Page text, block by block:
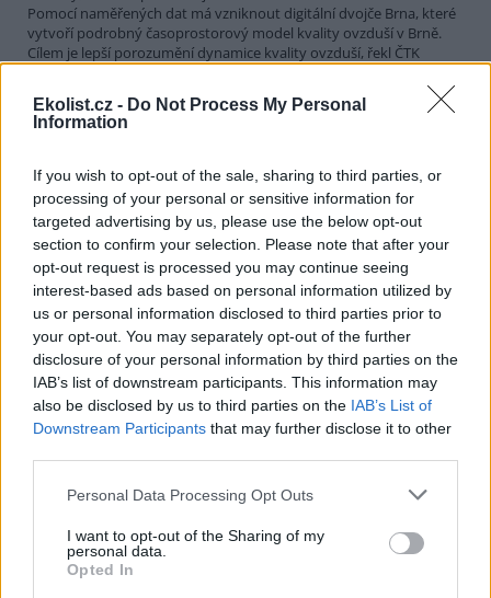
Ekolist.cz - Do Not Process My Personal
Information
If you wish to opt-out of the sale, sharing to third parties, or
processing of your personal or sensitive information for
targeted advertising by us, please use the below opt-out
section to confirm your selection. Please note that after your
opt-out request is processed you may continue seeing
interest-based ads based on personal information utilized by
us or personal information disclosed to third parties prior to
your opt-out. You may separately opt-out of the further
disclosure of your personal information by third parties on the
IAB’s list of downstream participants. This information may
also be disclosed by us to third parties on the IAB’s List of
Downstream Participants that may further disclose it to other
Personal Data Processing Opt Outs
I want to opt-out of the Sharing of my
personal data.
Opted In
Pomocí naměřených dat má vzniknout digitální dvojče Brna, které
vytvoří podrobný časoprostorový model kvality ovzduší v Brně.
Cílem je lepší porozumění dynamice kvality ovzduší, řekl ČTK
Soutěska Sibiř v Teplických skalách v létě chladí, dnes
3.8.2026 16:12 | TEPLICE NAD METUJÍ (ČTK)
Zájem o Teplické skály na
Náchodsku je v letních
měsících značný. Lidé
vyhledávají ve vedrech
příjemné klima skalních měst.
Příkladem je soutěska Sibiř, kde je v létě teplotní rozdíl nejméně 15
stupňů Celsia. ČTK to řekla tajemnice městského úřadu v Teplicích
nad Metují Markéta Strnadová. Teplické skály patří městu. Do
soutěsky Sibiř se lze dostat běžně, je součástí prohlídkového
okruhu.
Farmáři mají kvůli suchu problémy s nedostatkem
sena na krmení
3.8.2026 15:55 | ŽELEZNÝ ÚJEZD ( ČTK
Diskuse: 12
dalších částech Česka mají